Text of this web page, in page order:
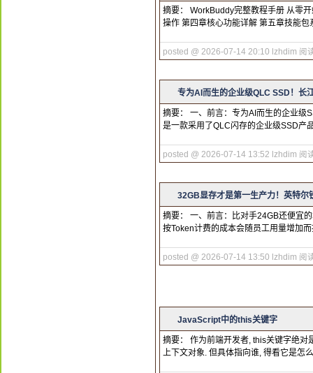
摘要： WorkBuddy完整教程手册 从零
操作 第四章核心功能详解 第五章技能
posted @ 2026-07-14 20:10 lzhdim 阅
专为AI而生的企业级QLC SSD！长
摘要： 一、前言：专为AI而生的企业级
是一款采用了QLC闪存的企业级SSD产
posted @ 2026-07-14 13:52 lzhdim 阅
32GB显存才是第一生产力！英特
摘要： 一、前言：比对手24GB还便宜
按Token计费的成本会随员工用量增加
posted @ 2026-07-14 13:50 lzhdim 阅
JavaScript中的this关键字
摘要： 作为前端开发者, this关键字绝
上下文对象. 但具体指向谁, 得看它是怎